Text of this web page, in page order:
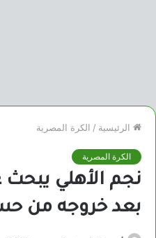
الرئيسية / الكرة المصرية
الكرة المصرية
نجم الأهلي
بعد خروجه من